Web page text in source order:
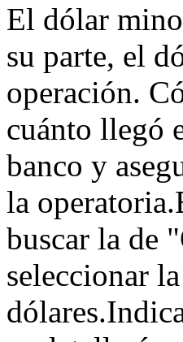
El dólar
su parte, el
operación.
cuánto llegó
banco y
la
buscar la de
seleccionar